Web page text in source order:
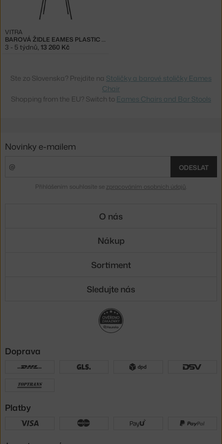
BAROVÁ ŽIDLE EAMES PLASTIC HIGH, GRANITE GREY
VITRA
3 - 5 týdnů, 13 260 Kč
Ste zo Slovenska? Prejdite na Stoličky a barové stoličky Eames
Chair
Shopping from the EU? Switch to Eames Chairs and Bar Stools
Novinky e-mailem
ODESLAT
Přihlášením souhlasíte se zpracováním osobních údajů
O nás
Nákup
Sortiment
Sledujte nás
Doprava
Platby